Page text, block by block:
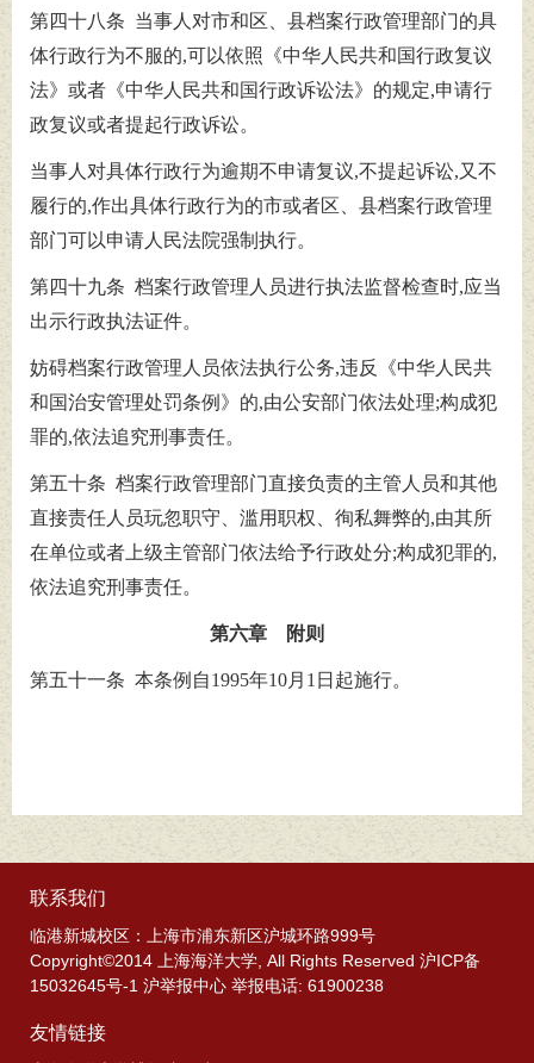
第四十八条 当事人对市和区、县档案行政管理部门的具
体行政行为不服的,可以依照《中华人民共和国行政复议
法》或者《中华人民共和国行政诉讼法》的规定,申请行
政复议或者提起行政诉讼。
当事人对具体行政行为逾期不申请复议,不提起诉讼,又不
履行的,作出具体行政行为的市或者区、县档案行政管理
部门可以申请人民法院强制执行。
第四十九条 档案行政管理人员进行执法监督检查时,应当
出示行政执法证件。
妨碍档案行政管理人员依法执行公务,违反《中华人民共
和国治安管理处罚条例》的,由公安部门依法处理;构成犯
罪的,依法追究刑事责任。
第五十条 档案行政管理部门直接负责的主管人员和其他
直接责任人员玩忽职守、滥用职权、徇私舞弊的,由其所
在单位或者上级主管部门依法给予行政处分;构成犯罪的,
依法追究刑事责任。
第六章 附则
第五十一条 本条例自1995年10月1日起施行。
联系我们
临港新城校区：上海市浦东新区沪城环路999号
Copyright©2014 上海海洋大学, All Rights Reserved 沪ICP备
15032645号-1 沪举报中心 举报电话: 61900238
友情链接